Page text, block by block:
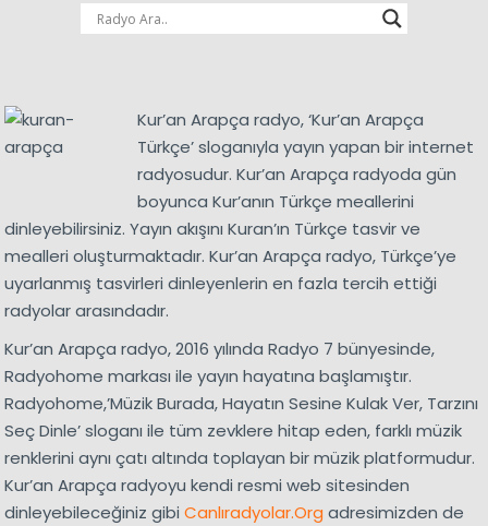
Kur’an Arapça radyo, ‘Kur’an Arapça
Türkçe’ sloganıyla yayın yapan bir internet
radyosudur. Kur’an Arapça radyoda gün
boyunca Kur’anın Türkçe meallerini
dinleyebilirsiniz. Yayın akışını Kuran’ın Türkçe tasvir ve
mealleri oluşturmaktadır. Kur’an Arapça radyo, Türkçe’ye
uyarlanmış tasvirleri dinleyenlerin en fazla tercih ettiği
radyolar arasındadır.
Kur’an Arapça radyo, 2016 yılında Radyo 7 bünyesinde,
Radyohome markası ile yayın hayatına başlamıştır.
Radyohome,’Müzik Burada, Hayatın Sesine Kulak Ver, Tarzını
Seç Dinle’ sloganı ile tüm zevklere hitap eden, farklı müzik
renklerini aynı çatı altında toplayan bir müzik platformudur.
Kur’an Arapça radyoyu kendi resmi web sitesinden
dinleyebileceğiniz gibi Canlıradyolar.Org adresimizden de